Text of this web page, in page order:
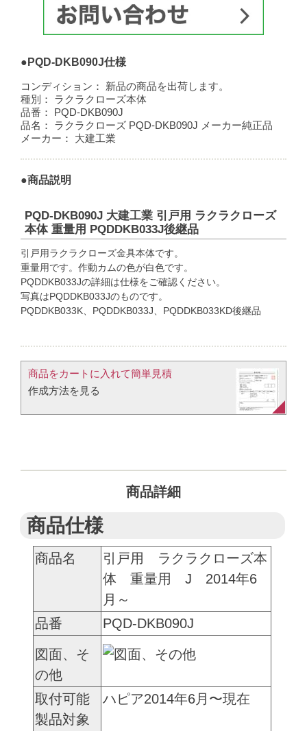
●PQD-DKB090J仕様
コンディション：
新品の商品を出荷します。
種別：
ラクラクローズ本体
品番：
PQD-DKB090J
品名：
ラクラクローズ PQD-DKB090J メーカー純正品
メーカー：
大建工業
●商品説明
PQD-DKB090J 大建工業 引戸用 ラクラクローズ
本体 重量用 PQDDKB033J後継品
引戸用ラクラクローズ金具本体です。
重量用です。作動カムの色が白色です。
PQDDKB033Jの詳細は仕様をご確認ください。
写真はPQDDKB033Jのものです。
PQDDKB033K、PQDDKB033J、PQDDKB033KD後継品
商品をカートに入れて簡単見積​
作成方法を見る​​
商品詳細
商品仕様
商品名
引戸用 ラクラクローズ本
体 重量用 J 2014年6
月～
品番
PQD-DKB090J
図面、そ
の他
取付可能
製品対象
ハピア2014年6月〜現在